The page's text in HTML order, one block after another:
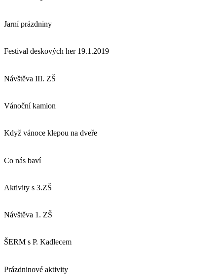
Jarní prázdniny
Festival deskových her 19.1.2019
Návštěva III. ZŠ
Vánoční kamion
Když vánoce klepou na dveře
Co nás baví
Aktivity s 3.ZŠ
Návštěva 1. ZŠ
ŠERM s P. Kadlecem
Prázdninové aktivity